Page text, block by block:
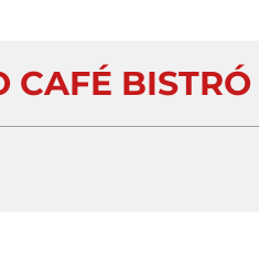
CAFÉ BISTRÓ